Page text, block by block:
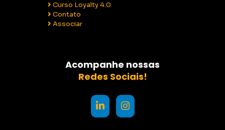
Curso Loyalty 4.0
Contato
Associar
Acompanhe nossas
Redes Sociais!